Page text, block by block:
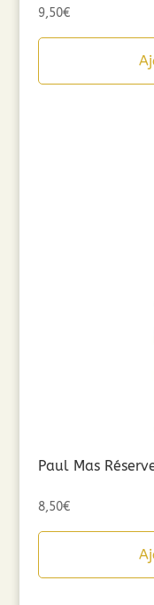
9,50€
Paul Mas
8,50€